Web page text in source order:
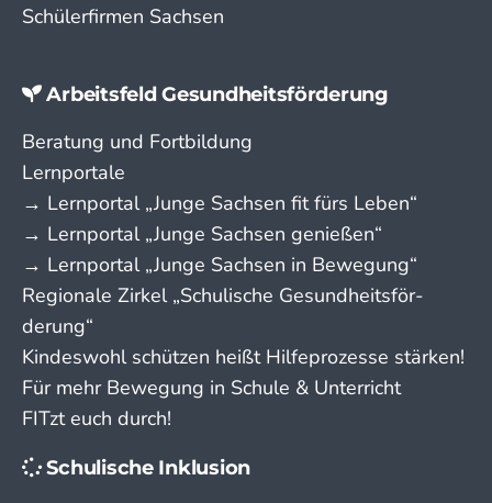
Schülerfirmen Sachsen
Arbeitsfeld Gesundheitsförderung
Beratung und Fortbildung
Lernportale
→ Lern­portal „Junge Sachsen fit fürs Leben“
→ Lern­portal „Junge Sachsen genießen“
→ Lern­portal „Junge Sachsen in Bewegung“
Regionale Zirkel „Schu­lische Gesund­­heits­­­för­­
derung“
Kindeswohl schützen heißt Hilfeprozesse stärken!
Für mehr Bewegung in Schule & Unterricht
FITzt euch durch!
Schulische Inklusion